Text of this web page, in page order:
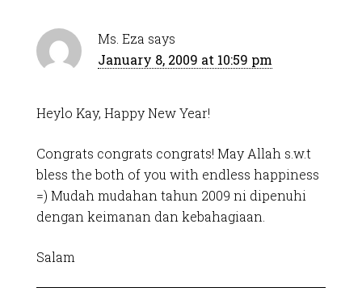
Ms. Eza says
January 8, 2009 at 10:59 pm
Heylo Kay, Happy New Year!
Congrats congrats congrats! May Allah s.w.t
bless the both of you with endless happiness
=) Mudah mudahan tahun 2009 ni dipenuhi
dengan keimanan dan kebahagiaan.
Salam